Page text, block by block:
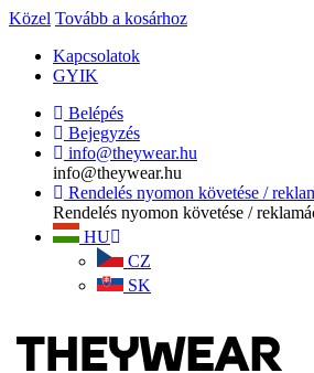
Közel Tovább a kosárhoz
Kapcsolatok
GYIK
Belépés
Bejegyzés
info@theywear.hu
info@theywear.hu
Rendelés nyomon követése /
Rendelés nyomon követése /
HU
CZ
SK